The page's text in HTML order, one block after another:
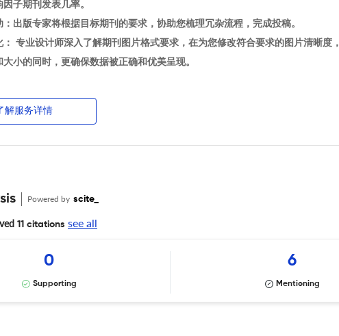
子期刊发表几率。
：出版专家将根据目标期刊的要求，协助您梳理冗杂流程，完成投稿。
： 专业设计师深入了解期刊图片格式要求，在为您修改符合要求的图片清晰度，
小的同时，更确保数据被正确和优美呈现。
了解服务详情
Powered by scite_
11 citations see all
0
Supporting
6
Mentioning